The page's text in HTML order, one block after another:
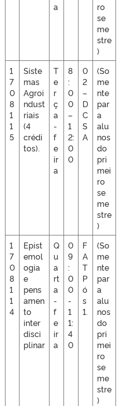
a
ro
se
me
stre
)
1
7
0
8
1
1
5
Siste
mas
Agroi
ndust
riais
(4
crédi
tos).
T
e
r
ç
a
-
f
e
ir
a
8
:
0
0
–
1
2:
0
0
0
2
–
D
C
S
A
(So
me
nte
par
a
alu
nos
do
pri
mei
ro
se
me
stre
)
1
7
0
8
1
1
4
Epist
emol
ogia
e
pens
amen
to
inter
disci
plinar
Q
u
a
rt
a
-
f
e
ir
a
0
9
:
0
0
-
1
1:
4
0
F
A
T
P
ó
s
1.
(So
me
nte
par
a
alu
nos
do
pri
mei
ro
se
me
stre
)